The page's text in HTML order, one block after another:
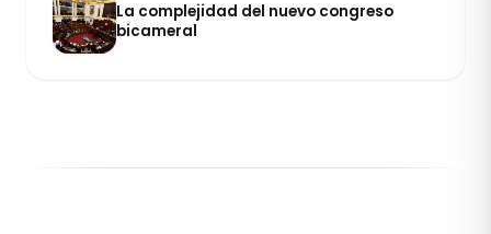
La complejidad del nuevo congreso
bicameral